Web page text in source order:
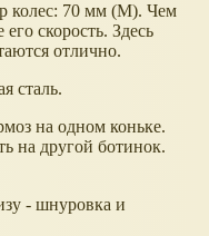
колес: 70 мм (М). Чем
скорость. Здесь
отлично.
сталь.
на одном коньке.
на другой ботинок.
- шнуровка и